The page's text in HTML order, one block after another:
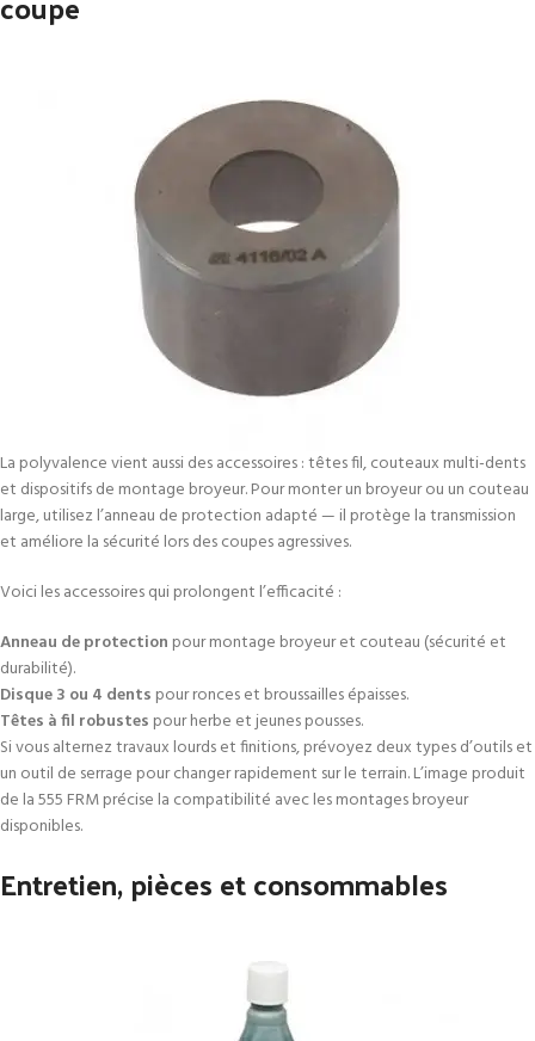
La polyvalence vient aussi des accessoires : têtes fil, couteaux multi-dents
et dispositifs de montage broyeur. Pour monter un broyeur ou un couteau
large, utilisez l’anneau de protection adapté — il protège la transmission
et améliore la sécurité lors des coupes agressives.
Voici les accessoires qui prolongent l’efficacité :
Anneau de protection pour montage broyeur et couteau (sécurité et
durabilité).
Disque 3 ou 4 dents pour ronces et broussailles épaisses.
Têtes à fil robustes pour herbe et jeunes pousses.
Si vous alternez travaux lourds et finitions, prévoyez deux types d’outils et
un outil de serrage pour changer rapidement sur le terrain. L’image produit
de la 555 FRM précise la compatibilité avec les montages broyeur
disponibles.
Entretien, pièces et consommables